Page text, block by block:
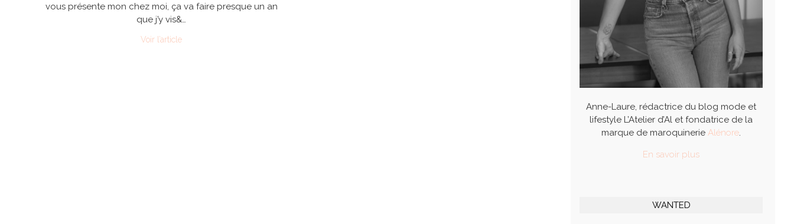
vous présente mon chez moi, ça va faire presque un an
que j’y vis&…
Voir l’article
Anne-Laure, rédactrice du blog mode et
lifestyle L’Atelier d’Al et fondatrice de la
marque de maroquinerieAlénore.
En savoir plus
WANTED